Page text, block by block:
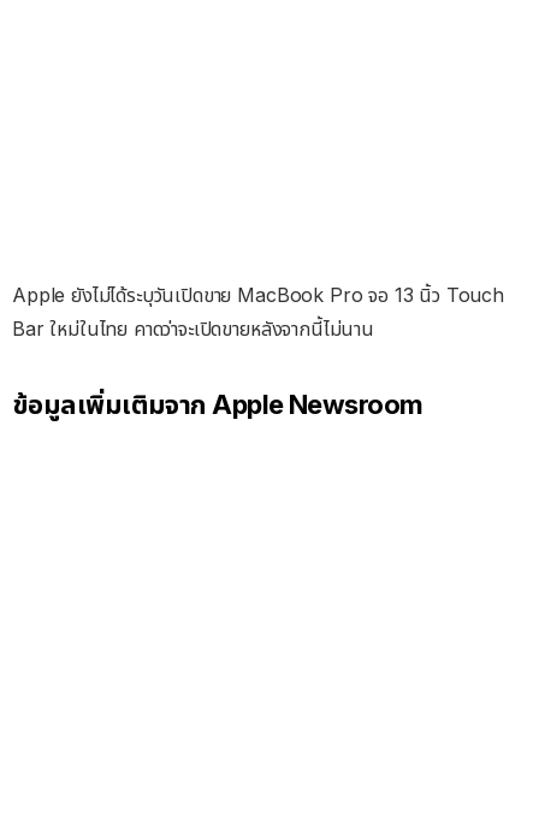
Apple ยังไม่ได้ระบุวันเปิดขาย MacBook Pro จอ 13 นิ้ว Touch
Bar ใหม่ในไทย คาดว่าจะเปิดขายหลังจากนี้ไม่นาน
ข้อมูลเพิ่มเติมจาก Apple Newsroom